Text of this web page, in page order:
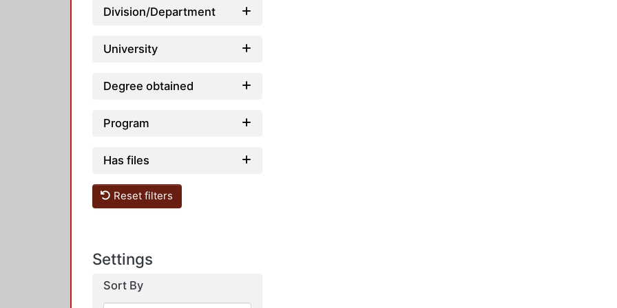
Division/Department
University
Degree obtained
Program
Has files
Reset filters
Settings
Sort By